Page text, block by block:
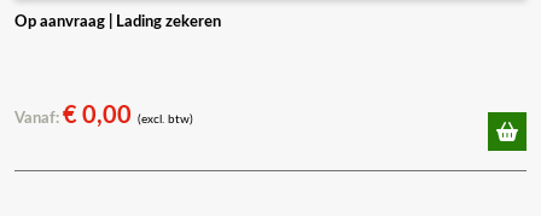
Op aanvraag | Lading zekeren
Vanaf: € 0,00 (excl. btw)